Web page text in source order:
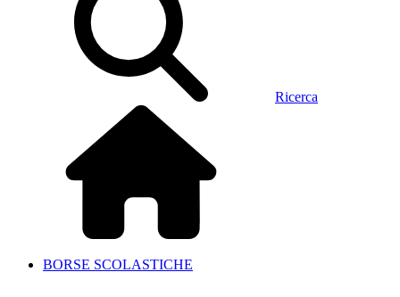
Ricerca
BORSE SCOLASTICHE